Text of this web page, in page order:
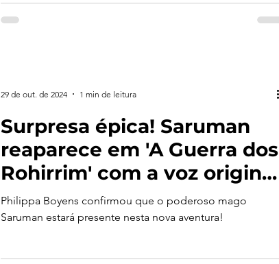
Surpresa épica! Saruman
reaparece em 'A Guerra dos
Rohirrim' com a voz original
de Christopher Lee
Philippa Boyens confirmou que o poderoso mago
Saruman estará presente nesta nova aventura!
29 de out. de 2024 1 min de leitura